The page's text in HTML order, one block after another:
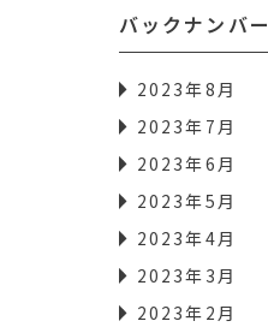
バックナンバー
2023年8月
2023年7月
2023年6月
2023年5月
2023年4月
2023年3月
2023年2月